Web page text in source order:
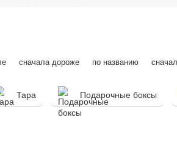
сначала дороже по названию
Тара Подарочные боксы